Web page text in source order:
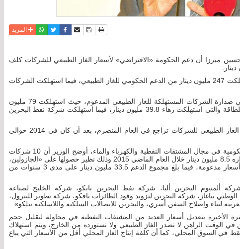
نسخة للطباعة
حفظ الموضوع
أرسل الى صديق
فيسبوكتويترواتسابالمزيد
ميرزا أن دعم الحكومة «الافتراضي» لأسعار الغاز الطبيعي للشركات كلف
وقال الوزير إن الشركات الحكومية استهلكت 247 مليون دينار من الدعم الحكومي للغاز الطبيعي، فيما استهلكت الشركات
وجاءت شركة ألمنيوم البحرين «ألبا» في صدارة الشركات المستهلكة للغاز الطبيعي المدعوم، حيث استهلكت 79 مليون
دينار في العام 2015، تلتها شركة الحد للطاقة والتي استهلكت زهاء 39.8 مليون دينار، فيما استهلكت شركة نفط البحرين
إن الدعم الحكومي لأسعار الغاز الطبيعي للشركات تراجع في العام المنصرم، بعد أن كان في 2014 حوالي
وعلى صعيد الدعم المقدم للشركات الحكومية في مجال المشتقات النفطية والكهرباء والماء، أوضح الوزير أن 10 شركات
حكومية حصلت على دعم افتراضي مقداره 8.5 مليون دينار خلال العام الماضي 2015 وذلك نظير حصولها على «الجازولين،
الديزل، الكيروسين، والكهرباء والماء» بأسعار مدعومة، فيما بلغ مجموع الدعم 33.5 مليون دينار على مدى 3 سنوات من
البحرين ألبا، شركة نفط البحرين بابكو، شركة الخليج لصناعة
بناغاز، شركة البحرين لتزويد وقود الطائرات بافكو، شركة تطوير للبترول،
لبناء وإصلاح السفن أسري، والبحرين للاتصالات السلكية واللاسلكية بتلكو».
الأخيرة بتعديل أسعار العديد من المشتقات النفطية في محاولة لتقليل حجم
في الوقت الراهن لا تصدر الغاز الطبيعي ولا تستورده من الخارج، ويتم استهلاك
في السوق المحلي، كما أن كلفة إنتاج الغاز المحلي أقل من الأسعار التي يباع